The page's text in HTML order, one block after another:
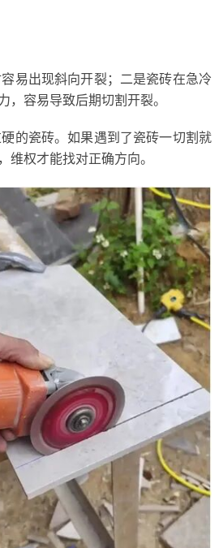
易出现斜向开裂；二是瓷砖在急冷
， 容易导致后期切割开裂。
的瓷砖。如果遇到了瓷砖一切割就
权才能找对正确方向。